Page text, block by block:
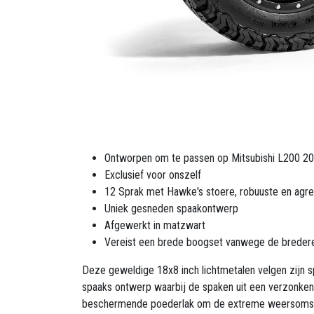
Ontworpen om te passen op Mitsubishi L200
Exclusief voor onszelf
12 Sprak met Hawke's stoere, robuuste en
Uniek gesneden spaakontwerp
Afgewerkt in matzwart
Vereist een brede boogset vanwege de
Deze geweldige 18x8 inch lichtmetalen velgen zijn
spaaks ontwerp waarbij de spaken uit een
beschermende poederlak om de extreme